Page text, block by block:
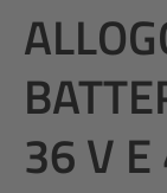
36 V